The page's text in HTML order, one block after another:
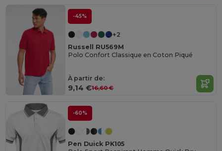
-45%
+2
Russell RU569M
Polo Confort Classique en Coton Piqué
À partir de:
9,14 €16,60 €
-60%
Pen Duick PK105